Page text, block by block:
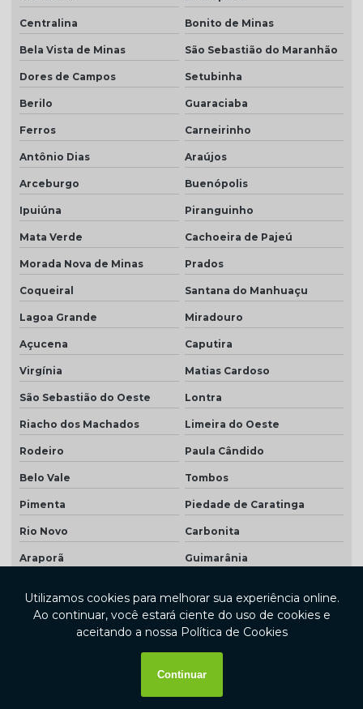
Centralina Bonito de Minas
Bela Vista de Minas São Sebastião do Maranhão
Dores de Campos Setubinha
Berilo Guaraciaba
Ferros Carneirinho
Antônio Dias Araújos
Arceburgo Buenópolis
Ipuiúna Piranguinho
Mata Verde Cachoeira de Pajeú
Morada Nova de Minas Prados
Coqueiral Santana do Manhuaçu
Lagoa Grande Miradouro
Açucena Caputira
Virgínia Matias Cardoso
São Sebastião do Oeste Lontra
Riacho dos Machados Limeira do Oeste
Rodeiro Paula Cândido
Belo Vale Tombos
Pimenta Piedade de Caratinga
Rio Novo Carbonita
Araporã Guimarânia
Santa Rita de Caldas Santa Bárbara do Leste
Pratápolis